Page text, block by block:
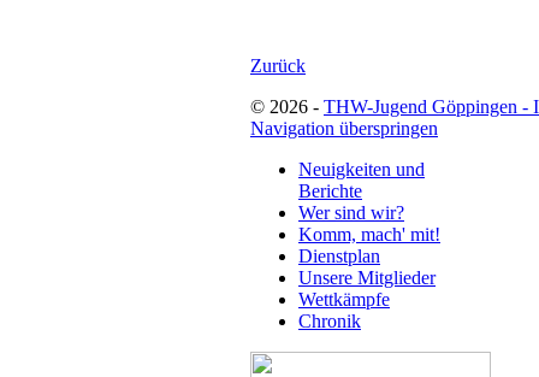
Zurück
© 2026 - THW-Jugend Göppingen -
Navigation überspringen
Neuigkeiten und
Berichte
Wer sind wir?
Komm, mach' mit!
Dienstplan
Unsere Mitglieder
Wettkämpfe
Chronik